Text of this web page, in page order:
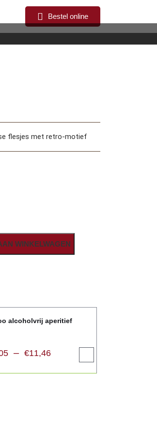
Bestel online
flesjes met retro-motief
WINKELWAGEN
alcoholvrij aperitief
– €11,46
selecteren